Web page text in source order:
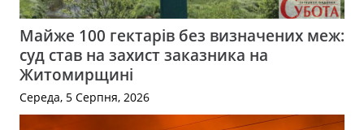
Майже 100 гектарів без визначених меж:
суд став на захист заказника на
Житомирщині
Середа, 5 Серпня, 2026